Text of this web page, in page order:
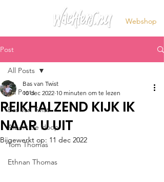
Webshop
Post
All Posts
Bas van Twist
Albert de Hoop
Tom Thomas
Ethnan Thomas
All Posts
REIKHALZEND KIJK IK
NAAR U UIT
Bas van Twist
10 dec 2022 10 minuten om te lezen
Bijgewerkt op: 11 dec 2022